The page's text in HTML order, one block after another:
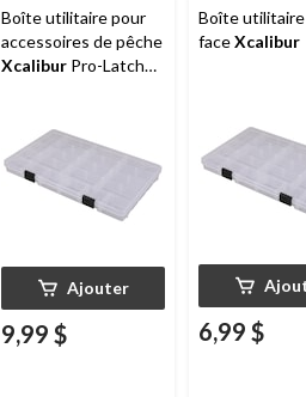
Boîte utilitaire pour
accessoires de pêche
Xcalibur Pro-Latch
Ajouter
9,99 $
Boîte
faceXcalibur
6,99 $